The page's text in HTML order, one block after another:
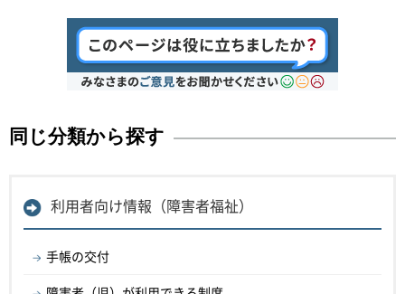
同じ分類から探す
利用者向け情報（障害者福祉）
手帳の交付